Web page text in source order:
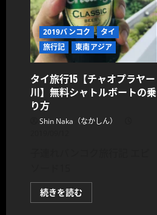
理
と
食
後
の
デ
ト
【マ
ン
タ
ン
ら
読
2019バンコク
タイ
旅行記
東南アジア
タイ旅行15【チャオプラヤー
川】無料シャトルボートの乗
り方
Shin Naka（なかしん）
続きを読む
イ